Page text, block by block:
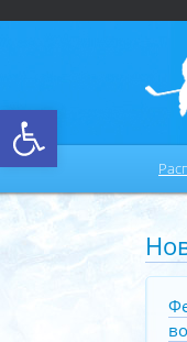
Открыть панель инструментов